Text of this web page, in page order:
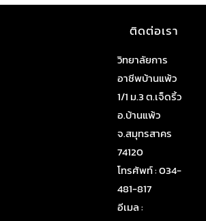
ติดต่อเรา
วิทยาลัยการ
อาชีพบ้านแพ้ว
1/1 ม.3 ต.เจ็ดริ้ว
อ.บ้านแพ้ว
จ.สมุทรสาคร
74120
โทรศัพท์ : 034-
481-817
อีเมล :